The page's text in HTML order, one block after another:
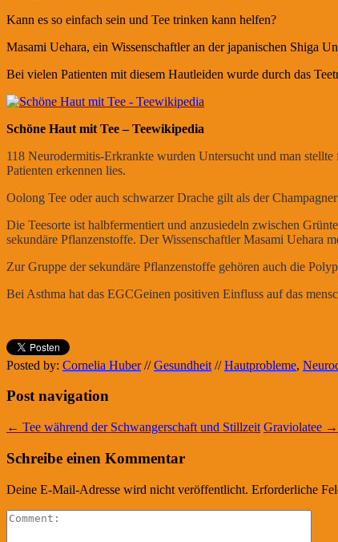
Kann es so einfach sein und Tee trinken kann helfen?
Masami Uehara, ein Wissenschaftler an der japanischen Shiga
Bei vielen Patienten mit diesem Hautleiden wurde durch das
Schöne Haut mit Tee – Teewikipedia
118 Neurodermitis-Erkrankte wurden Untersucht und man stellte
Patienten erkennen lies.
Oolong Tee oder auch schwarzer Drache gilt als der
Die Teesorte ist halbfermentiert und anzusiedeln zwischen
sekundäre Pflanzenstoffe. Der Wissenschaftler Masami Uehara
Zur Gruppe dersekundäre Pflanzenstoffe gehören auch die
Bei Asthma hat das EGCGeinen positiven Einfluss auf das
Posted by: Cornelia Huber // Gesundheit // Hautprobleme,
Post navigation
← Tee während der Schwangerschaft und Stillzeit Graviolatee →
Schreibe einen Kommentar
Deine E-Mail-Adresse wird nicht veröffentlicht. Erforderliche